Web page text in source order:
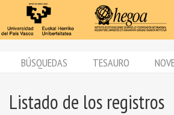
BÚSQUEDAS TESAURO
Listado de los registros